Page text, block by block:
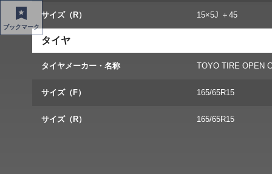
サイズ（R） 15×5J ＋45
タイヤ
タイヤメーカー・名称 TOYO TIRE OPEN
サイズ（F） 165/65R15
サイズ（R） 165/65R15
ブックマーク